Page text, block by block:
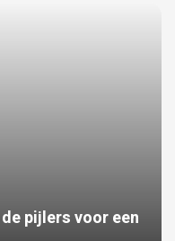
pijlers voor een